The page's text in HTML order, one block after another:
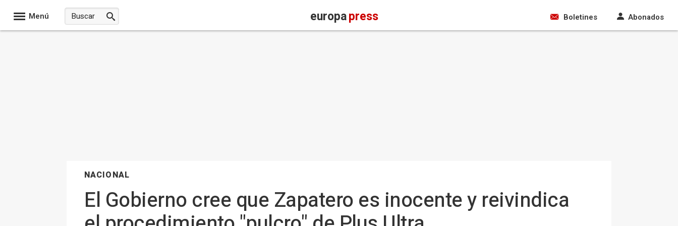
Menú europapress Boletines Abonados
NACIONAL
El Gobierno cree que Zapatero es inocente y reivindica